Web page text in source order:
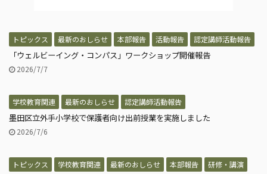
トピックス 最新のおしらせ 本部報告 活動報告 認定講師活動報告
「ウェルビーイング・コンパス」ワークショップ開催報告
2026/7/7
学校教育関連 最新のおしらせ 認定講師活動報告
墨田区立外手小学校で保護者向け出前授業を実施しました
2026/7/6
トピックス 学校教育関連 最新のおしらせ 本部報告 研修・講演